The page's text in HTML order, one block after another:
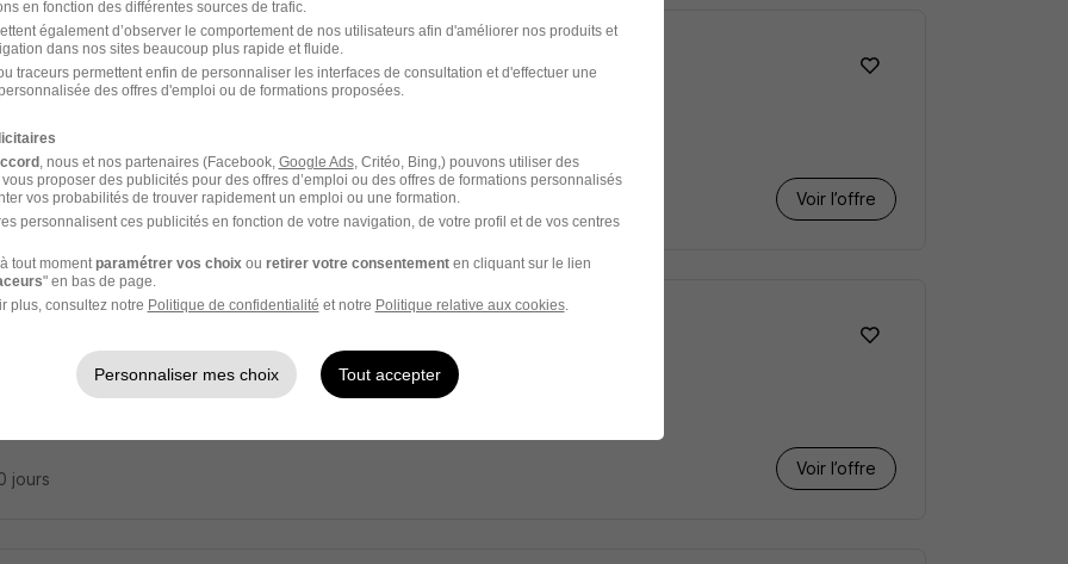
Coffreur H/F
Intérim
- 29
Voir l’offre
jours
Voir l’offre
jours
en fonction des différentes sources de trafic.
également d’observer le comportement de nos utilisateurs afin d'améliorer nos produits et
dans nos sites beaucoup plus rapide et fluide.
traceurs permettent enfin de personnaliser les interfaces de consultation et d'effectuer une
des offres d'emploi ou de formations proposées.
, nous et nos partenaires (Facebook, Google Ads, Critéo, Bing,) pouvons utiliser des
proposer des publicités pour des offres d’emploi ou des offres de formations personnalisés
vos probabilités de trouver rapidement un emploi ou une formation.
personnalisent ces publicités en fonction de votre navigation, de votre profil et de vos centres
tout moment paramétrer vos choix ou retirer votre consentementen cliquant sur le lien
" en bas de page.
plus, consultez notre Politique de confidentialité et notre Politique relative aux cookies.
Personnaliser mes choix Tout accepter